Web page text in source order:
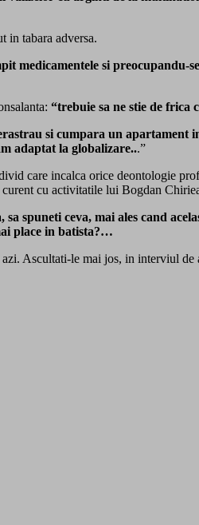
in tabara adversa.
si preocupandu-
“trebuie sa ne stie de frica
si cumpara un apartament
adaptat la globalizare...”
care incalca orice deontologie
cu activitatile lui Bogdan
spuneti ceva, mai ales cand
place in batista?…
Ascultati-le mai jos, in interviul de